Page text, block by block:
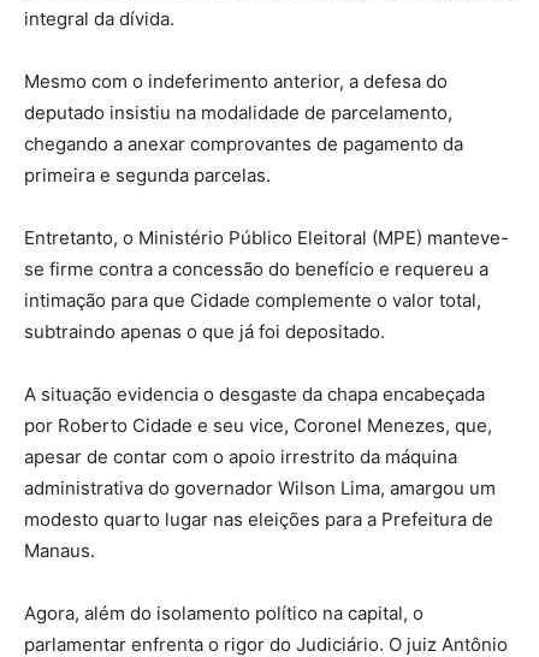
integral da dívida.
Mesmo com o indeferimento anterior, a defesa do
deputado insistiu na modalidade de parcelamento,
chegando a anexar comprovantes de pagamento da
primeira e segunda parcelas.
Entretanto, o Ministério Público Eleitoral (MPE) manteve-
se firme contra a concessão do benefício e requereu a
intimação para que Cidade complemente o valor total,
subtraindo apenas o que já foi depositado.
A situação evidencia o desgaste da chapa encabeçada
por Roberto Cidade e seu vice, Coronel Menezes, que,
apesar de contar com o apoio irrestrito da máquina
administrativa do governador Wilson Lima, amargou um
modesto quarto lugar nas eleições para a Prefeitura de
Manaus.
Agora, além do isolamento político na capital, o
parlamentar enfrenta o rigor do Judiciário. O juiz Antônio